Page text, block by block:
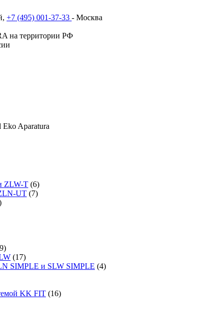
+7 (495) 001-37-33 - Москва
на территории РФ
Aparatura
ZLW-T (6)
UT (7)
(17)
SIMPLE и SLW SIMPLE (4)
KK FIT (16)